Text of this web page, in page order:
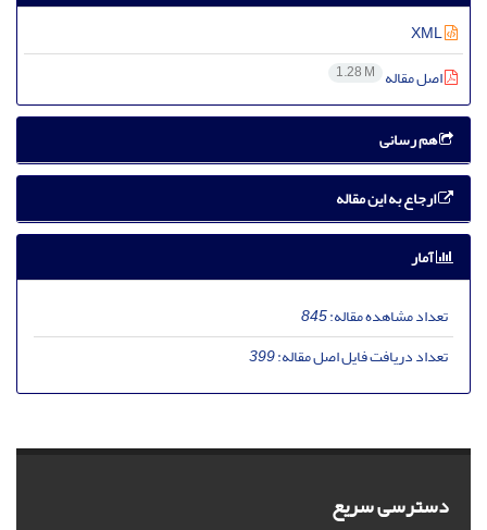
اصل مقاله 1.28 M
هم رسانی
ارجاع به این مقاله
آمار
تعداد مشاهده مقاله:845
تعداد دریافت فایل اصل مقاله:399
دسترسی سریع